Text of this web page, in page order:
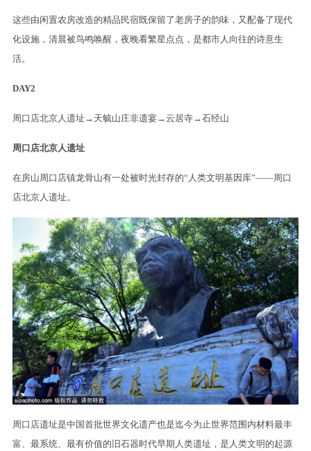
这些由闲置农房改造的精品民宿既保留了老房子的韵味，又配备了现代
化设施，清晨被鸟鸣唤醒，夜晚看繁星点点，是都市人向往的诗意生
活。
DAY2
周口店北京人遗址→天毓山庄非遗宴→云居寺→石经山
周口店北京人遗址
在房山周口店镇龙骨山有一处被时光封存的“人类文明基因库”——周口
店北京人遗址。
周口店遗址是中国首批世界文化遗产也是迄今为止世界范围内材料最丰
富、最系统、最有价值的旧石器时代早期人类遗址，是人类文明的起源